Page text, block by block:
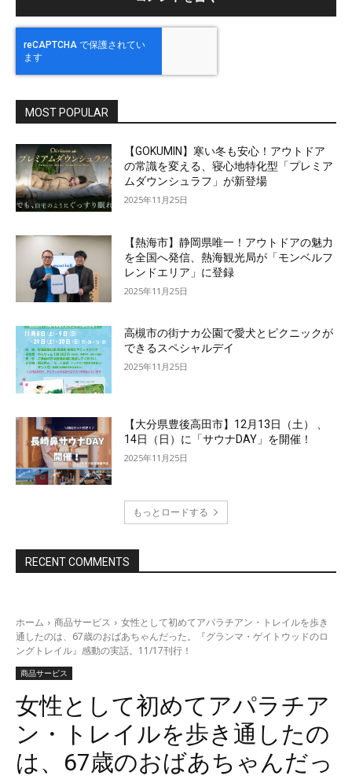
MOST POPULAR
【GOKUMIN】寒い冬も安心！アウトドア
の常識を変える、寝心地特化型「プレミア
ムダウンシュラフ」が新登場
2025年11月25日
【熱海市】静岡県唯一！アウトドアの魅力
を全国へ発信、熱海観光局が「モンベルフ
レンドエリア」に登録
2025年11月25日
高槻市の街ナカ公園で愛犬とピクニックが
できるスペシャルデイ
2025年11月25日
【大分県豊後高田市】12月13日（土） 、
14日（日）に「サウナDAY」を開催！
2025年11月25日
もっとロードする
RECENT COMMENTS